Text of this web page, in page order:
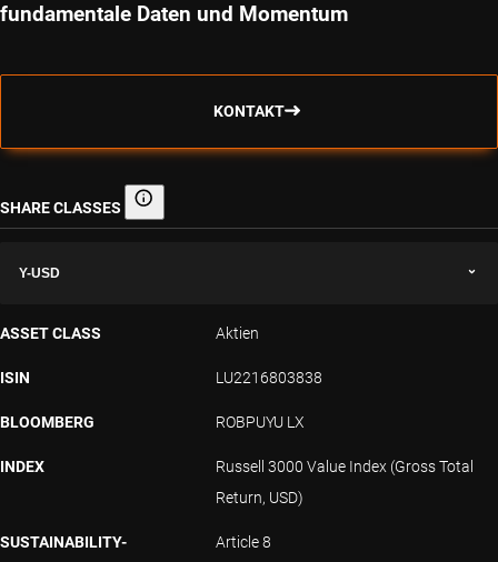
fundamentale Daten und Momentum
KONTAKT
SHARE CLASSES Share classes
Y-USD
ASSET CLASS Aktien
ISIN LU2216803838
BLOOMBERG ROBPUYU LX
INDEX
Russell 3000 Value Index (Gross Total
Return, USD)
SUSTAINABILITY-
Article 8